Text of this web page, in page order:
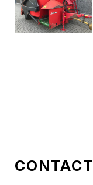
CONTACT